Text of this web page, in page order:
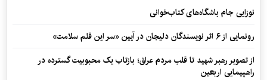
نوزایی جام باشگاه‌های کتاب‌خوانی
رونمایی از ۶ اثر نویسندگان دلیجان در آیین «سر این قلم سلامت»
از تصویر رهبر شهید تا قلب مردم عراق؛ بازتاب یک محبوبیت گسترده در
راهپیمایی اربعین